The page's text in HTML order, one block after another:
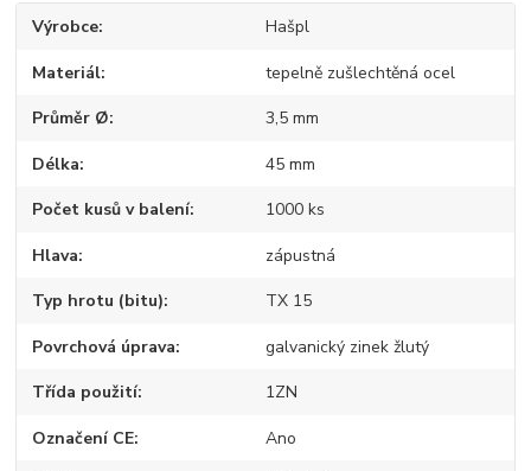
Výrobce Hašpl
Materiál tepelně zušlechtěná ocel
Průměr Ø 3,5 mm
Délka 45 mm
Počet kusů v balení 1000 ks
Hlava zápustná
Typ hrotu (bitu) TX 15
Povrchová úprava galvanický zinek žlutý
Třída použití 1ZN
Označení CE Ano